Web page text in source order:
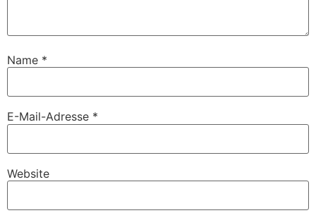
Name *
E-Mail-Adresse *
Website